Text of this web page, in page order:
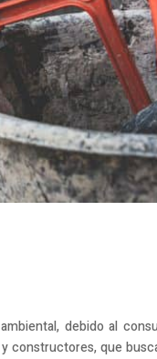
debido al
constructores, que